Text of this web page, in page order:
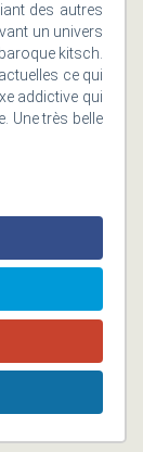
des autres
un univers
kitsch.
ce qui
addictive qui
Une très belle